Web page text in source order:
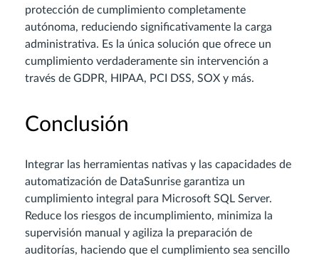
protección de cumplimiento completamente
autónoma, reduciendo significativamente la carga
administrativa. Es la única solución que ofrece un
cumplimiento verdaderamente sin intervención a
través de GDPR, HIPAA, PCI DSS, SOX y más.
Conclusión
Integrar las herramientas nativas y las capacidades de
automatización de DataSunrise garantiza un
cumplimiento integral para Microsoft SQL Server.
Reduce los riesgos de incumplimiento, minimiza la
supervisión manual y agiliza la preparación de
auditorías, haciendo que el cumplimiento sea sencillo